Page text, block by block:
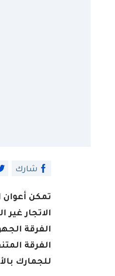
شارك
تمكن أعوان
الاتجار
الفرقة
الفرقة
للجمارك